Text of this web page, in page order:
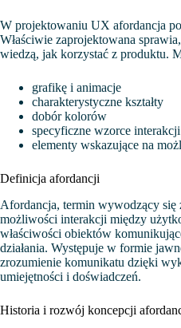
W projektowaniu UX afordancja
Właściwie zaprojektowana
wiedzą, jak korzystać z produktu.
grafikę i animacje
charakterystyczne kształty
dobór kolorów
specyficzne wzorce interakcji
elementy wskazujące na
Definicja afordancji
Afordancja, termin wywodzący się
możliwości interakcji między
właściwości obiektów
działania. Występuje w formie
zrozumienie komunikatu dzięki
umiejętności i doświadczeń.
Historia i rozwój koncepcji